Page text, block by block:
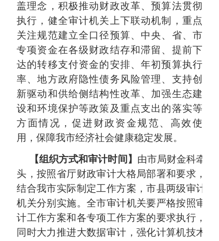
盖理念，积极推动财政改革、预算法贯彻
执行，健全审计机关上下联动机制，重点
关注规范建立全口径预算、中央、省、市
专项资金在各级财政结存和滞留、提前下
达的转移支付资金的安排、年初预算执行
率、地方政府隐性债务风险管理、支持创
新驱动和供给侧结构性改革、加强生态建
设和环境保护等政策及重点支出的落实等
方面情况，促进财政资金规范、高效使
用，保障我市经济社会健康稳定发展。
【组织方式和审计时间】 由市局财金科牵
头，按照省厅财政审计大格局部署和要求，
结合我市实际制定工作方案，市县两级审计
机关分别实施。全市审计机关要严格按照审
计工作方案和各专项工作方案的要求执行，
同时大力推进大数据审计，强化计算机技术